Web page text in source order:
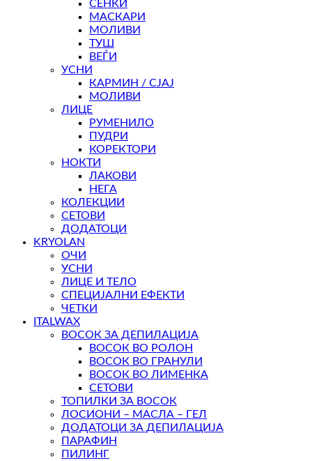
СЕНКИ
МАСКАРИ
МОЛИВИ
ТУШ
ВЕЃИ
УСНИ
КАРМИН / СЈАЈ
МОЛИВИ
ЛИЦЕ
РУМЕНИЛО
ПУДРИ
КОРЕКТОРИ
НОКТИ
ЛАКОВИ
НЕГА
КОЛЕКЦИИ
СЕТОВИ
ДОДАТОЦИ
KRYOLAN
ОЧИ
УСНИ
ЛИЦЕ И ТЕЛО
СПЕЦИЈАЛНИ ЕФЕКТИ
ЧЕТКИ
ITALWAX
ВОСОК ЗА ДЕПИЛАЦИЈА
ВОСОК ВО РОЛОН
ВОСОК ВО ГРАНУЛИ
ВОСОК ВО ЛИМЕНКА
СЕТОВИ
ТОПИЛКИ ЗА ВОСОК
ЛОСИОНИ – МАСЛА – ГЕЛ
ДОДАТОЦИ ЗА ДЕПИЛАЦИЈА
ПАРАФИН
ПИЛИНГ